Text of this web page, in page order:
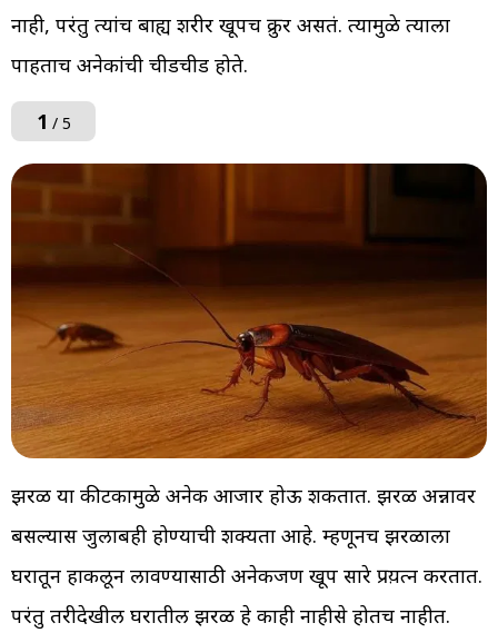
नाही, परंतु त्यांच बाह्य शरीर खूपच क्रुर असतं. त्यामुळे त्याला
पाहताच अनेकांची चीडचीड होते.
1 / 5
झुरळ या कीटकामुळे अनेक आजार होऊ शकतात. झुरळ अन्नावर
बसल्यास जुलाबही होण्याची शक्यता आहे. म्हणूनच झुरळाला
घरातून हाकलून लावण्यासाठी अनेकजण खूप सारे प्रय़त्न करतात.
परंतु तरीदेखील घरातील झुरळ हे काही नाहीसे होतच नाहीत.